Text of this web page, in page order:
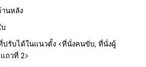
นหลัง
รับได้ในแนวตั้ง <ที่นั่งคนขับ, ที่นั่งผู้
ถวที่ 2>